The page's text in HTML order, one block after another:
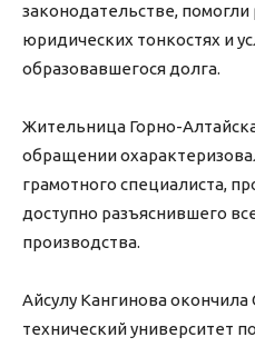
законодательстве, помогли
юридических тонкостях и
образовавшегося долга.
Жительница Горно-
обращении
грамотного специалиста,
доступно разъяснившего
производства.
Айсулу Кангинова
технический университет